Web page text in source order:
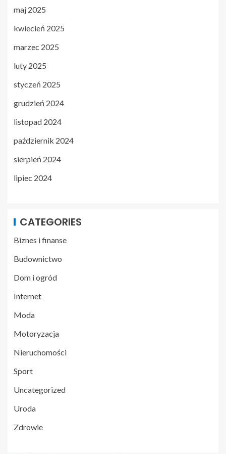
maj 2025
kwiecień 2025
marzec 2025
luty 2025
styczeń 2025
grudzień 2024
listopad 2024
październik 2024
sierpień 2024
lipiec 2024
CATEGORIES
Biznes i finanse
Budownictwo
Dom i ogród
Internet
Moda
Motoryzacja
Nieruchomości
Sport
Uncategorized
Uroda
Zdrowie